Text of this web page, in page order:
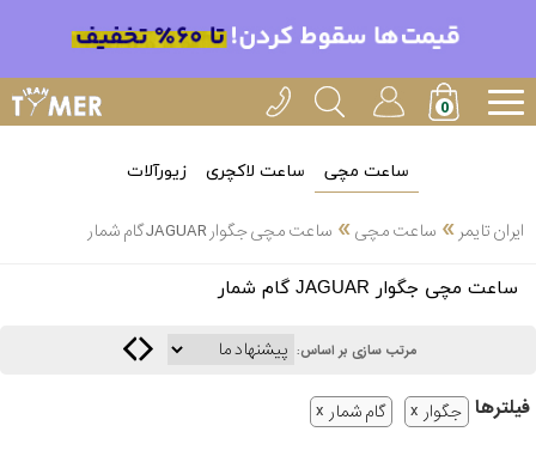
ساعت مچی ساعت لاکچری زیورآلات
ایران تایمر » ساعت مچی» ساعت مچی جگوار JAGUAR گام شمار
ساعت مچی جگوار JAGUAR گام شمار
مرتب سازی بر اساس:
فیلتر‌ها جگوار گام شمار
انتخاب
بین 3
3